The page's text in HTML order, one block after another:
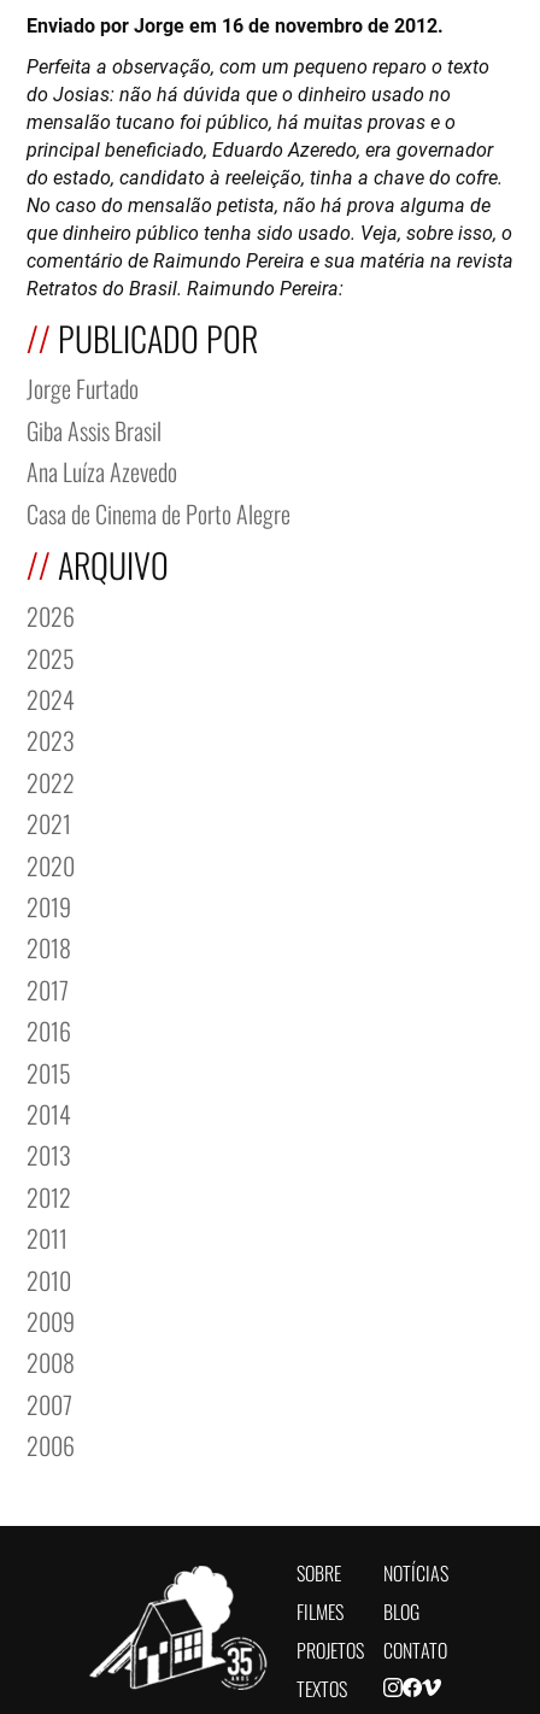
Enviado por Jorge em 16 de novembro de 2012.
Perfeita a observação, com um pequeno reparo o texto
do Josias: não há dúvida que o dinheiro usado no
mensalão tucano foi público, há muitas provas e o
principal beneficiado, Eduardo Azeredo, era governador
do estado, candidato à reeleição, tinha a chave do cofre.
No caso do mensalão petista, não há prova alguma de
que dinheiro público tenha sido usado. Veja, sobre isso, o
comentário de Raimundo Pereira e sua matéria na revista
Retratos do Brasil. Raimundo Pereira:
PUBLICADO POR
Jorge Furtado
Giba Assis Brasil
Ana Luíza Azevedo
Casa de Cinema de Porto Alegre
ARQUIVO
2026
2025
2024
2023
2022
2021
2020
2019
2018
2017
2016
2015
2014
2013
2012
2011
2010
2009
2008
2007
2006
SOBRE
FILMES
PROJETOS
TEXTOS
NOTÍCIAS
BLOG
CONTATO